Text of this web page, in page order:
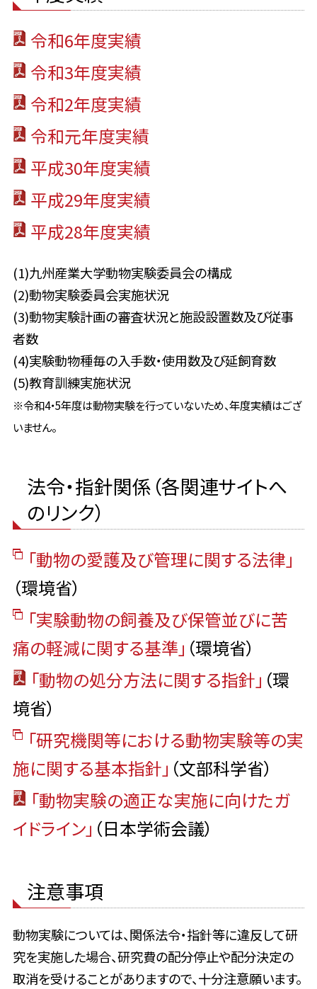
令和6年度実績
令和3年度実績
令和2年度実績
令和元年度実績
平成30年度実績
平成29年度実績
平成28年度実績
(1)九州産業大学動物実験委員会の構成
(2)動物実験委員会実施状況
(3)動物実験計画の審査状況と施設設置数及び従事
者数
(4)実験動物種毎の入手数・使用数及び延飼育数
(5)教育訓練実施状況
※令和4・5年度は動物実験を行っていないため、年度実績はござ
いません。
法令・指針関係（各関連サイトへ
のリンク）
「動物の愛護及び管理に関する法律」
（環境省）
「実験動物の飼養及び保管並びに苦
痛の軽減に関する基準」 （環境省）
「動物の処分方法に関する指針」 （環
境省）
「研究機関等における動物実験等の実
施に関する基本指針」 （文部科学省）
「動物実験の適正な実施に向けたガ
イドライン」 （日本学術会議）
注意事項
動物実験については、関係法令・指針等に違反して研
究を実施した場合、研究費の配分停止や配分決定の
取消を受けることがありますので、十分注意願います。